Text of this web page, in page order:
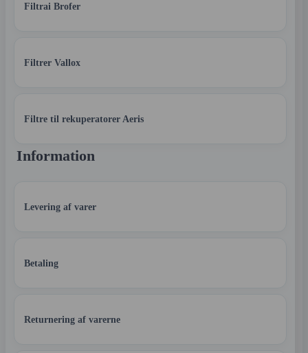
Filtrai Brofer
Filtrer Vallox
Filtre til rekuperatorer Aeris
Information
Levering af varer
Betaling
Returnering af varerne